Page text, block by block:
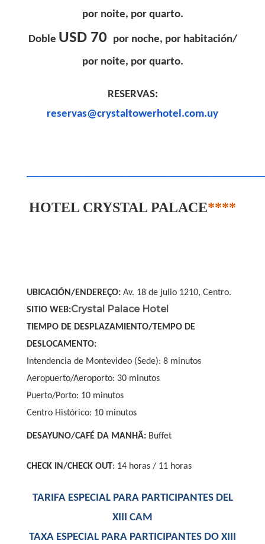
por noite, por quarto.
Doble USD 70
por noche, por habitación/
por noite, por quarto.
RESERVAS:
reservas@crystaltowerhotel.com.uy
HOTEL CRYSTAL PALACE****
UBICACIÓN/ENDEREÇO: Av. 18 de julio 1210, Centro.
SITIO WEB:Crystal Palace Hotel
TIEMPO DE DESPLAZAMIENTO/TEMPO DE
DESLOCAMENTO:
Intendencia de Montevideo (Sede): 8 minutos
Aeropuerto/Aeroporto: 30 minutos
Puerto/Porto: 10 minutos
Centro Histórico: 10 minutos
DESAYUNO/CAFÉ DA MANHÃ: Buffet
CHECK IN/CHECK OUT: 14 horas / 11 horas
TARIFA ESPECIAL PARA PARTICIPANTES DEL
XIII CAM
TAXA ESPECIAL PARA PARTICIPANTES DO XIII